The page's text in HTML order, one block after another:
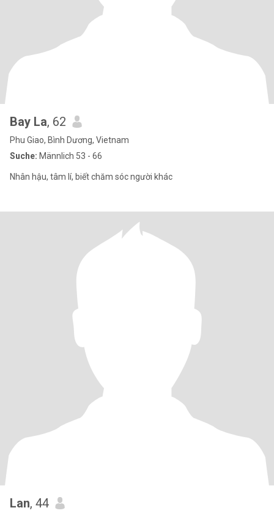
Bay La, 62
Phu Giao, Bình Dương, Vietnam
Suche: Männlich 53 - 66
Nhân hậu, tâm lí, biết chăm sóc người khác
Lan, 44